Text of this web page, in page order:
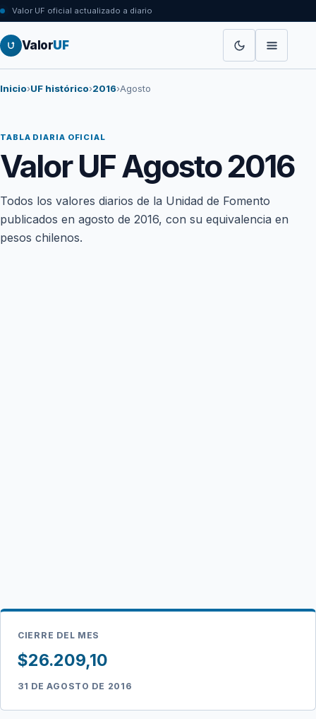
Valor UF oficial actualizado a diario
ValorUF
Inicio›UF histórico›2016›Agosto
TABLA DIARIA OFICIAL
Valor UF Agosto 2016
Todos los valores diarios de la Unidad de Fomento
publicados en agosto de 2016, con su equivalencia en
pesos chilenos.
CIERRE DEL MES
$26.209,10
31 DE AGOSTO DE 2016